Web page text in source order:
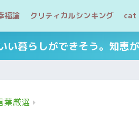
福論 クリティカルシンキング cat
い暮らしができそう。知恵
葉厳選